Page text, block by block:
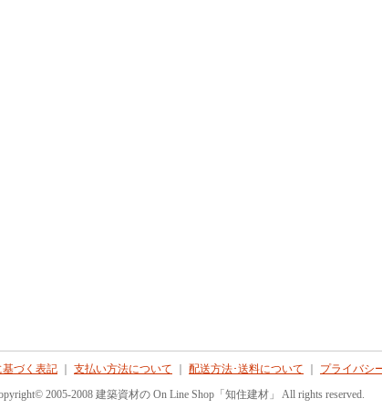
づく表記 支払い方法について 配送方法･送料について
プライバシ
2005-2008 建築資材の On Line Shop「知住建材」 All rights reserved.